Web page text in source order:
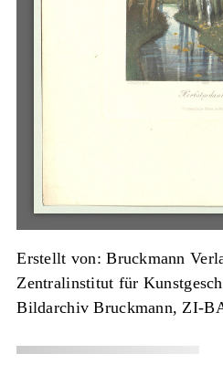
Erstellt von: Bruckmann
Zentralinstitut für
Bildarchiv Bruckmann, ZI-